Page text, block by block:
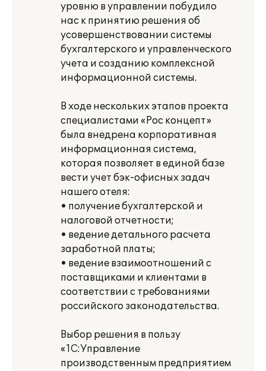
уровню в управлении побудило
нас к принятию решения об
усовершенствовании системы
бухгалтерского и управленческого
учета и созданию комплексной
информационной системы.
В ходе нескольких этапов проекта
специалистами «Рос концепт»
была внедрена корпоративная
информационная система,
которая позволяет в единой базе
вести учет бэк-офисных задач
нашего отеля:
• получение бухгалтерской и
налоговой отчетности;
• ведение детального расчета
заработной платы;
• ведение взаимоотношений с
поставщиками и клиентами в
соответствии с требованиями
российского законодательства.
Выбор решения в пользу
«1С:Управление
производственным предприятием